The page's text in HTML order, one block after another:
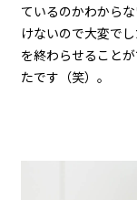
ているのかわから
けないので大変で
を終わらせること
たです（笑）。